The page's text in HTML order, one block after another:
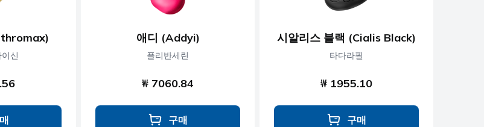
발기부전
신
애디 (Addyi)
플리반세린
₩ 7060.84
구매
시알리스 블랙 (Cialis Black)
타다라필
₩ 1955.10
구매